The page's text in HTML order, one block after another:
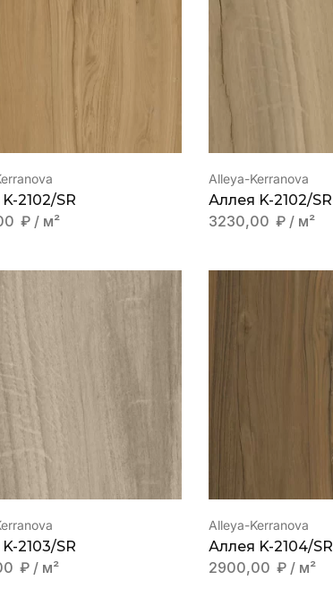
2102/SR
₽ / м²
Alleya-Kerranova
Аллея K-2102/SR
3230,00 ₽ / м²
2103/SR
₽ / м²
Alleya-Kerranova
Аллея K-2104/SR
2900,00 ₽ / м²